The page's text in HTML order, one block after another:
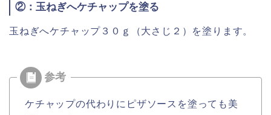
②：玉ねぎへケチャップを塗る
玉ねぎへケチャップ３０ｇ（大さじ２）を塗ります。
ケチャップの代わりにピザソースを塗っても美